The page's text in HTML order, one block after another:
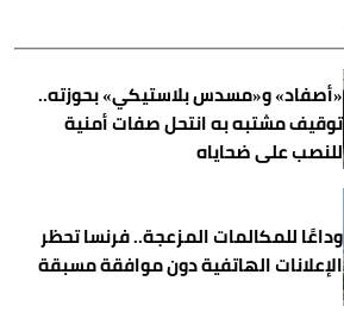
«أصفاد» و«مسدس بلاستيكي» بحوزته..
توقيف مشتبه به انتحل صفات أمنية
للنصب على ضحاياه
وداعًا للمكالمات المزعجة.. فرنسا تحظر
الإعلانات الهاتفية دون موافقة مسبقة